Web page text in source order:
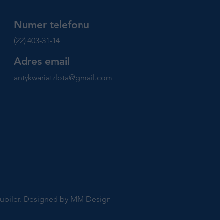
Numer telefonu
(22) 403-31-14
Adres email
antykwariatzlota@gmail.com
Designed by MM Design